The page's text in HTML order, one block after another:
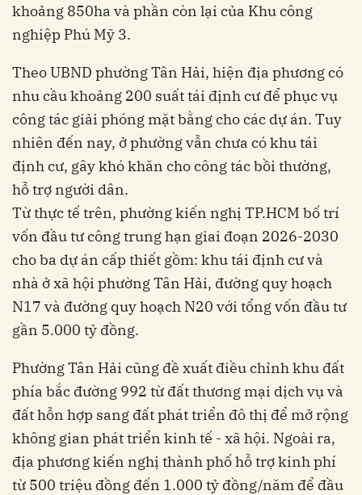
khoảng 850ha và phần còn lại của Khu công
nghiệp Phú Mỹ 3.
Theo UBND phường Tân Hải, hiện địa phương có
nhu cầu khoảng 200 suất tái định cư để phục vụ
công tác giải phóng mặt bằng cho các dự án. Tuy
nhiên đến nay, ở phường vẫn chưa có khu tái
định cư, gây khó khăn cho công tác bồi thường,
hỗ trợ người dân.
Từ thực tế trên, phường kiến nghị TP.HCM bố trí
vốn đầu tư công trung hạn giai đoạn 2026-2030
cho ba dự án cấp thiết gồm: khu tái định cư và
nhà ở xã hội phường Tân Hải, đường quy hoạch
N17 và đường quy hoạch N20 với tổng vốn đầu tư
gần 5.000 tỷ đồng.
Phường Tân Hải cũng đề xuất điều chỉnh khu đất
phía bắc đường 992 từ đất thương mại dịch vụ và
đất hỗn hợp sang đất phát triển đô thị để mở rộng
không gian phát triển kinh tế - xã hội. Ngoài ra,
địa phương kiến nghị thành phố hỗ trợ kinh phí
từ 500 triệu đồng đến 1.000 tỷ đồng/năm để đầu